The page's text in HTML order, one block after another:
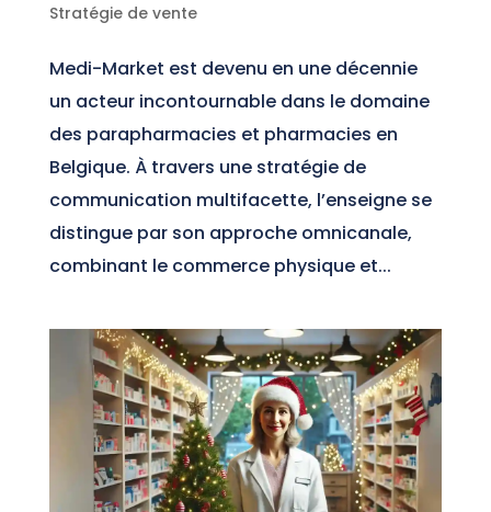
Stratégie de vente
Medi-Market est devenu en une décennie
un acteur incontournable dans le domaine
des parapharmacies et pharmacies en
Belgique. À travers une stratégie de
communication multifacette, l’enseigne se
distingue par son approche omnicanale,
combinant le commerce physique et...